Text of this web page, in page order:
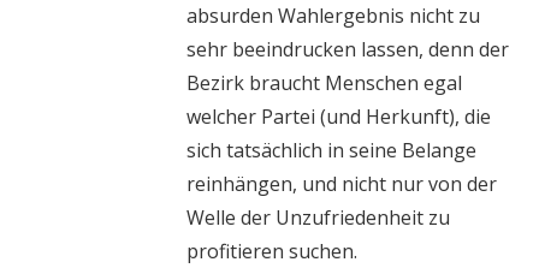
absurden Wahlergebnis nicht zu
sehr beeindrucken lassen, denn der
Bezirk braucht Menschen egal
welcher Partei (und Herkunft), die
sich tatsächlich in seine Belange
reinhängen, und nicht nur von der
Welle der Unzufriedenheit zu
profitieren suchen.